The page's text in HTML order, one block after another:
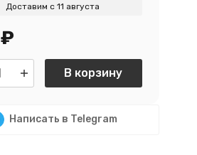
Доставим с 11 августа
₽
В корзину
Написать в Telegram